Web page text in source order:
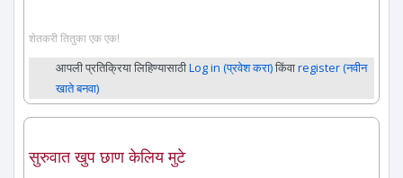
शेतकरी तितुका एक एक!
आपली प्रतिक्रिया लिहिण्यासाठीLog in (प्रवेश करा)किंवाregister (नवीन
खाते बनवा)
सुरुवात खुप छाण केलिय मुटे